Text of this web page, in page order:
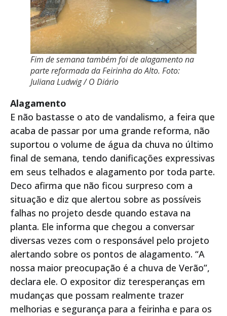
Fim de semana também foi de alagamento na
parte reformada da Feirinha do Alto. Foto:
Juliana Ludwig / O Diário
Alagamento
E não bastasse o ato de vandalismo, a feira que
acaba de passar por uma grande reforma, não
suportou o volume de água da chuva no último
final de semana, tendo danificações expressivas
em seus telhados e alagamento por toda parte.
Deco afirma que não ficou surpreso com a
situação e diz que alertou sobre as possíveis
falhas no projeto desde quando estava na
planta. Ele informa que chegou a conversar
diversas vezes com o responsável pelo projeto
alertando sobre os pontos de alagamento. “A
nossa maior preocupação é a chuva de Verão”,
declara ele. O expositor diz teresperanças em
mudanças que possam realmente trazer
melhorias e segurança para a feirinha e para os